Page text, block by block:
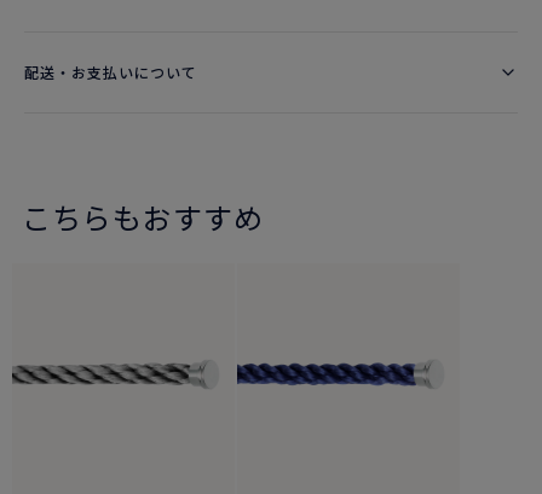
配送・お支払いについて
こちらもおすすめ